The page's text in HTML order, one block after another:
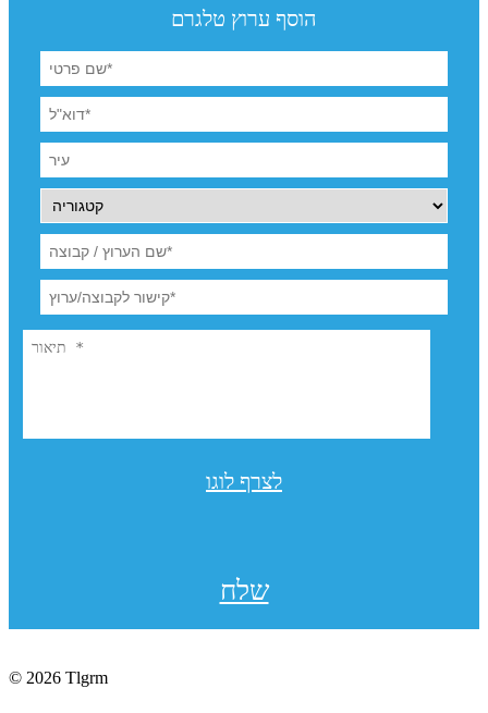
הוסף ערוץ טלגרם
לצרף לוגו
שלח
© 2026 Tlgrm